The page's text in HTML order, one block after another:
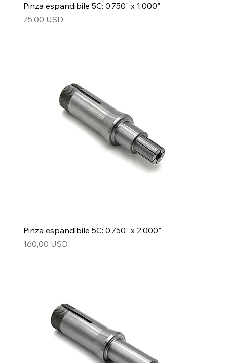
Pinza espandibile 5C: 0,750" x 1,000"
Prezzo
75,00 USD
Pinza espandibile 5C: 0,750" x 2,000"
Prezzo
160,00 USD